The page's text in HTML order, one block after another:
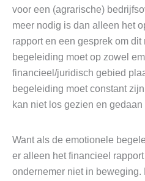
voor een (agrarische)
meer nodig is dan alleen het
rapport en een gesprek om
begeleiding moet op zowel
financieel/juridisch gebied
begeleiding moet constant
kan niet los gezien en
Want als de emotionele
er alleen het financieel
ondernemer niet in